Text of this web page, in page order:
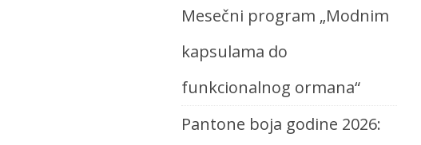
Mesečni program „Modnim
kapsulama do
funkcionalnog ormana“
Pantone boja godine 2026: